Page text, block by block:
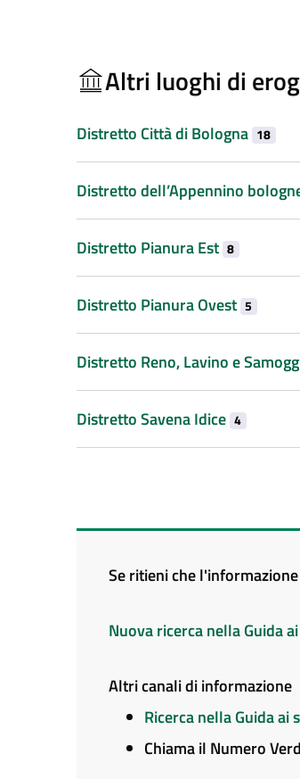
Altri luoghi di
Distretto Città di Bologna 18
Distretto dell’Appennino
Distretto Pianura Est 8
Distretto Pianura Ovest 5
Distretto Reno, Lavino e
Distretto Savena Idice 4
Se ritieni che
Nuova ricerca nella Guida
Altri canali di informazione
Ricerca nella Guida ai
Chiama il Numero